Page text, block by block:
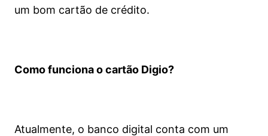
um bom cartão de crédito.
Como funciona o cartão Digio?
Atualmente, o banco digital conta com um